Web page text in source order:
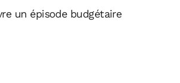
un épisode budgétaire